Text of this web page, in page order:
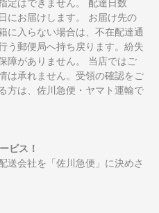
定はできません。 配達日数
にお届けします。 お届け先の
に入らない場合は、不在配達通
う郵便局へ持ち戻ります。紛失
障がありません。 当店ではご
は承れません。受領の確認をご
方は、佐川急便・ヤマト運輸で
ビス！
送会社を「佐川急便」に決めさ